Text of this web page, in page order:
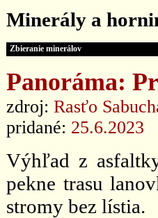
Minerály a
Zbieranie minerálov
Panoráma:
zdroj: Rasťo
pridané: 25.6.2023
Výhľad z
pekne trasu
stromy bez lístia.